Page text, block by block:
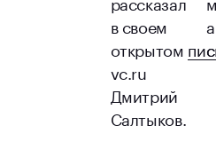
в своем
открытом
vc.ru
Дмитрий
Салтыков.